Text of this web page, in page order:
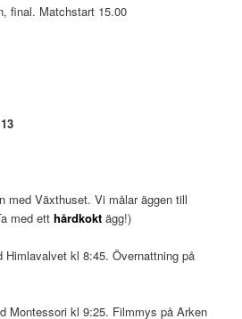
final. Matchstart 15.00
med Växthuset. Vi målar äggen till
med ett hårdkokt ägg!)
Himlavalvet kl 8:45. Övernattning på
Montessori kl 9:25. Filmmys på Arken